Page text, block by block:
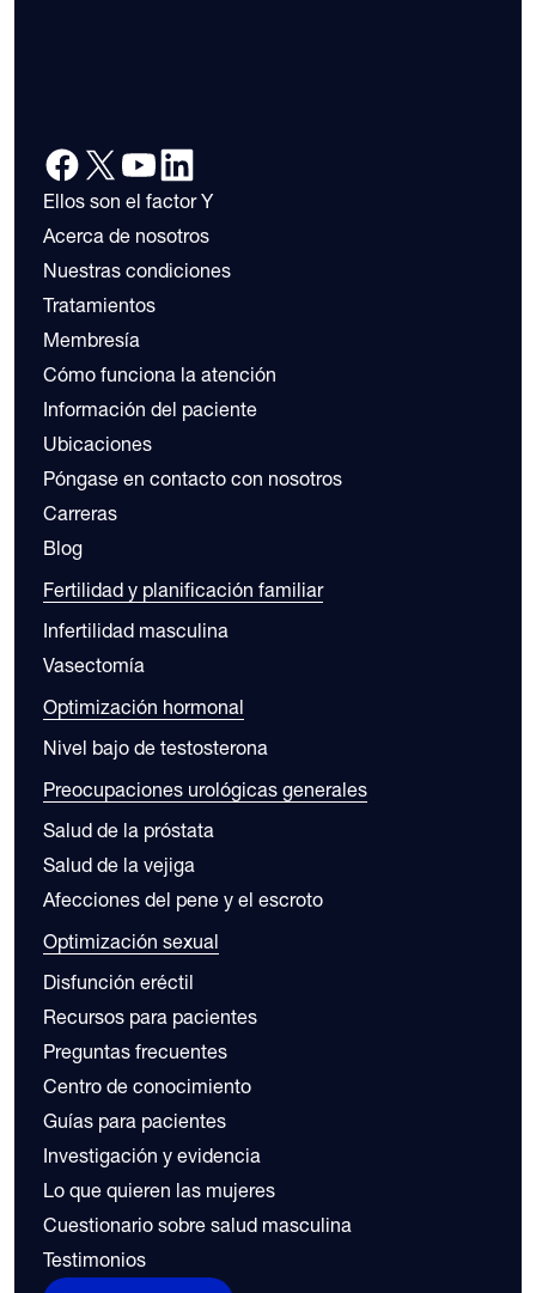
Ellos son el factor Y
Acerca de nosotros
Nuestras condiciones
Tratamientos
Membresía
Cómo funciona la atención
Información del paciente
Ubicaciones
Póngase en contacto con nosotros
Carreras
Blog
Fertilidad y planificación familiar
Infertilidad masculina
Vasectomía
Optimización hormonal
Nivel bajo de testosterona
Preocupaciones urológicas generales
Salud de la próstata
Salud de la vejiga
Afecciones del pene y el escroto
Optimización sexual
Disfunción eréctil
Recursos para pacientes
Preguntas frecuentes
Centro de conocimiento
Guías para pacientes
Investigación y evidencia
Lo que quieren las mujeres
Cuestionario sobre salud masculina
Testimonios